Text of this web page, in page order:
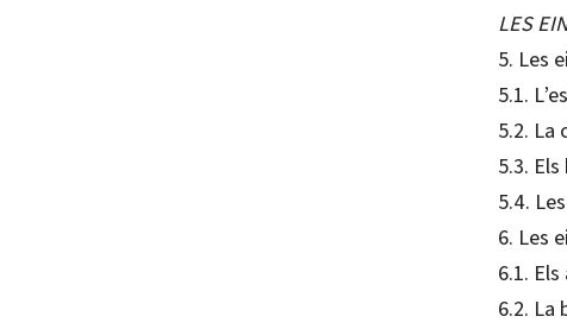
LES
5. Les
5.1.
5.2. La
5.3.
5.4.
6. Les
6.1.
6.2. La